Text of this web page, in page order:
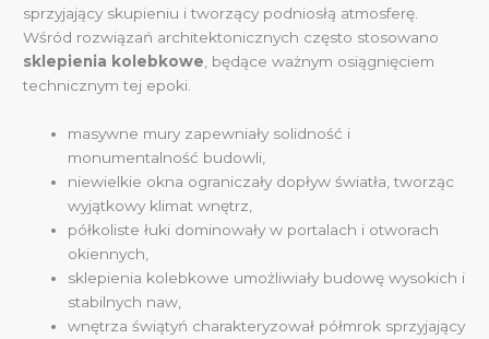
sprzyjający skupieniu i tworzący podniosłą atmosferę.
Wśród rozwiązań architektonicznych często stosowano
sklepienia kolebkowe , będące ważnym osiągnięciem
technicznym tej epoki.
masywne mury zapewniały solidność i
monumentalność budowli,
niewielkie okna ograniczały dopływ światła, tworząc
wyjątkowy klimat wnętrz,
półkoliste łuki dominowały w portalach i otworach
okiennych,
sklepienia kolebkowe umożliwiały budowę wysokich i
stabilnych naw,
wnętrza świątyń charakteryzował półmrok sprzyjający